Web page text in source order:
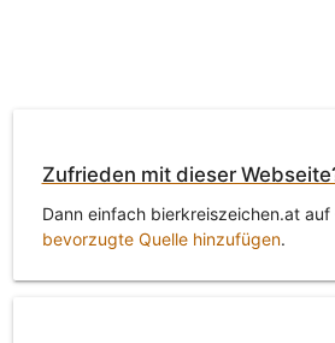
Zufrieden mit dieser
Dann einfach bierkreiszeichen.at auf
bevorzugte Quelle hinzufügen.